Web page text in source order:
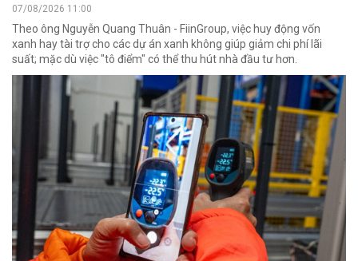
07/08/2026 11:00
Theo ông Nguyễn Quang Thuân - FiinGroup, việc huy động vốn
xanh hay tài trợ cho các dự án xanh không giúp giảm chi phí lãi
suất; mặc dù việc "tô điểm" có thể thu hút nhà đầu tư hơn.